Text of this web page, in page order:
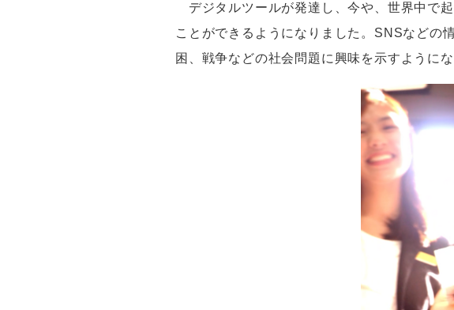
デジタルツールが発達し、今や、世界中で
ことができるようになりました。 SNSなどの
困、戦争などの社会問題に興味を示すように